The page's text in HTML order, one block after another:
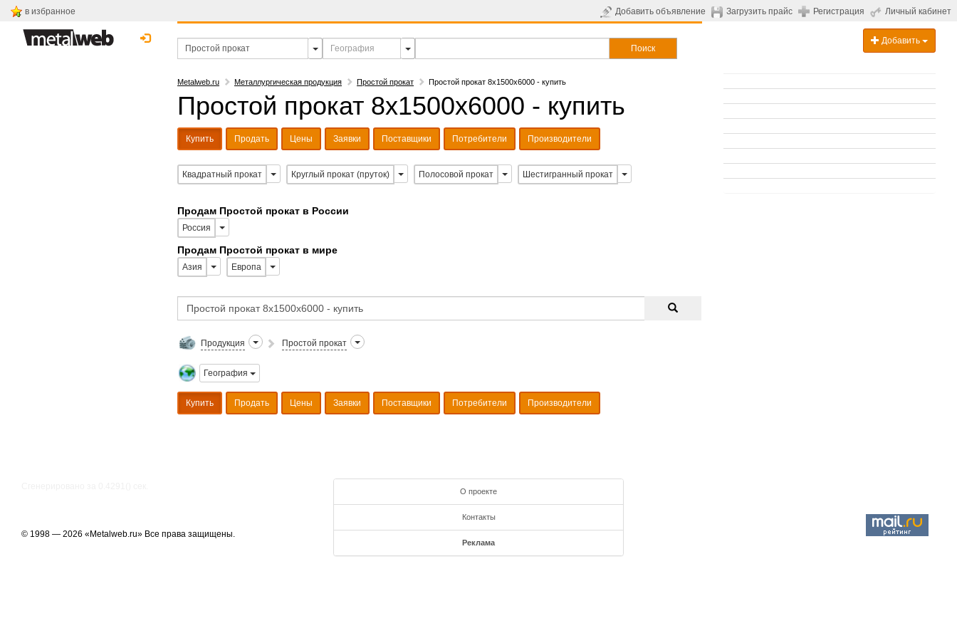
в избранное Добавить объявление Загрузить прайс Регистрация Личный кабинет
Поиск
Добавить
Metalweb.ru Металлургическая продукция Простой прокат Простой прокат 8х1500х6000 - купить
Простой прокат 8х1500х6000 - купить
Купить Продать Цены Заявки Поставщики Потребители Производители
Квадратный прокат Круглый прокат (пруток) Полосовой прокат Шестигранный прокат
Продам Простой прокат в России
Россия
Продам Простой прокат в мире
Азия Европа
Продукция Простой прокат
География
Купить Продать Цены Заявки Поставщики Потребители Производители
© 1998 — 2026 «Metalweb.ru» Все права защищены.
О проекте
Контакты
Реклама